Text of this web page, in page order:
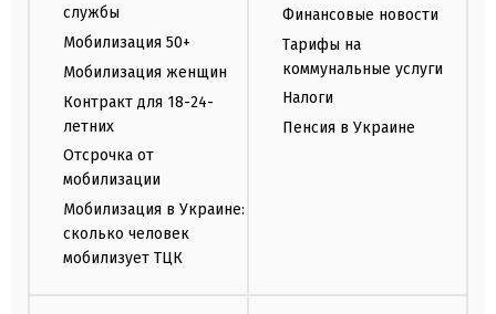
службы
Мобилизация 50+
Мобилизация женщин
Контракт для 18-24-
летних
Отсрочка от
мобилизации
Мобилизация в Украине:
сколько человек
мобилизует ТЦК
Финансовые новости
Тарифы на
коммунальные услуги
Налоги
Пенсия в Украине